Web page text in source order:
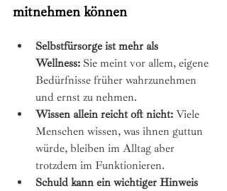
mitnehmen können
Selbstfürsorge ist mehr als
Wellness: Sie meint vor allem, eigene
Bedürfnisse früher wahrzunehmen
und ernst zu nehmen.
Wissen allein reicht oft nicht: Viele
Menschen wissen, was ihnen guttun
würde, bleiben im Alltag aber
trotzdem im Funktionieren.
Schuld kann ein wichtiger Hinweis